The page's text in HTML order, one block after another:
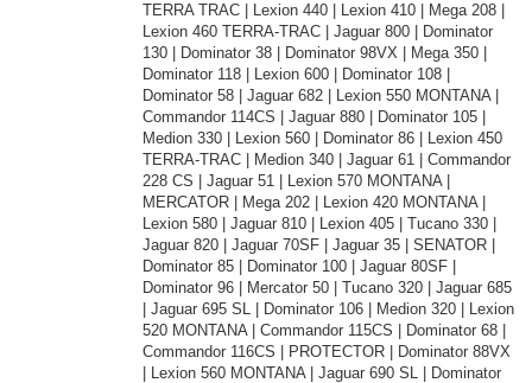
TERRA TRAC | Lexion 440 | Lexion 410 | Mega 208 |
Lexion 460 TERRA-TRAC | Jaguar 800 | Dominator
130 | Dominator 38 | Dominator 98VX | Mega 350 |
Dominator 118 | Lexion 600 | Dominator 108 |
Dominator 58 | Jaguar 682 | Lexion 550 MONTANA |
Commandor 114CS | Jaguar 880 | Dominator 105 |
Medion 330 | Lexion 560 | Dominator 86 | Lexion 450
TERRA-TRAC | Medion 340 | Jaguar 61 | Commandor
228 CS | Jaguar 51 | Lexion 570 MONTANA |
MERCATOR | Mega 202 | Lexion 420 MONTANA |
Lexion 580 | Jaguar 810 | Lexion 405 | Tucano 330 |
Jaguar 820 | Jaguar 70SF | Jaguar 35 | SENATOR |
Dominator 85 | Dominator 100 | Jaguar 80SF |
Dominator 96 | Mercator 50 | Tucano 320 | Jaguar 685
| Jaguar 695 SL | Dominator 106 | Medion 320 | Lexion
520 MONTANA | Commandor 115CS | Dominator 68 |
Commandor 116CS | PROTECTOR | Dominator 88VX
| Lexion 560 MONTANA | Jaguar 690 SL | Dominator